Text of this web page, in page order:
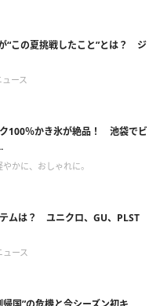
“この夏挑戦したこと”とは？ ジ
ース
100％かき氷が絶品！ 池袋でビ
やかに、おしゃれに。
ムは？ ユニクロ、GU、PLST
ース